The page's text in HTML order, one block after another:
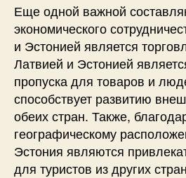
Еще одной важной
экономического
и Эстонией является
Латвией и Эстонией
пропуска для товаров и
способствует развитию
обеих стран. Также,
географическому
Эстония являются
для туристов из других